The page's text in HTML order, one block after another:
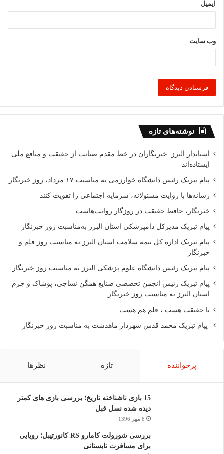
ایمیل
وب‌ سایت
نوشته‌های تازه
استاندار البرز: خبرنگاران در خط مقدم صیانت از حقیقت و منافع ملی
ایستاده‌اند
پیام تبریک رئیس دانشگاه خوارزمی به مناسبت ۱۷ مرداد، روز خبرنگار
رسانه‌ها با روایت مسئولانه، سرمایه اجتماعی را تقویت کنند
خبرنگار، حافظ حقیقت در روزگار روایت‌هاست
پیام تبریک مدیرکل دامپزشکی استان البرز به‌مناسبت روز خبرنگار
پیام تبریک اداره کل بیمه سلامت استان البرز به مناسبت روز قلم و
خبرنگار
پیام تبریک رئیس دانشگاه علوم پزشکی البرز به مناسبت روز خبرنگار
پیام تبریک رئیس انجمن تخصصی صنایع همگن نساجی، پوشاک و چرم
استان البرز به مناسبت روز خبرنگار
تا حقیقت هست ، قلم هم هست
پیام تبریک محمد قدس شهردار ماهدشت به مناسبت روز خبرنگار
پرخواننده تازه نظرها
15 بازی ناشناخته تاریخ؛ بررسی بازی های کمتر
دیده شده نسل قبل
8 مهر 1396
بررسی شورولت کامارو RS کانورتیبل؛ رویایی
برای مسافرت تابستانی